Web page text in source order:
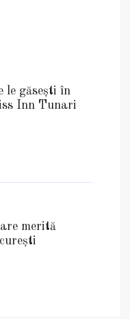
le găsești în
Inn Tunari
merită